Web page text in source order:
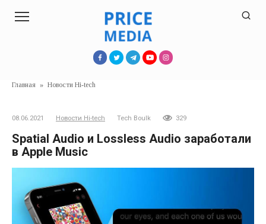
Главная » Новости Hi-tech
08.06.2021 Новости Hi-tech Tech Boulk 329
Spatial Audio и Lossless Audio заработали
в Apple Music